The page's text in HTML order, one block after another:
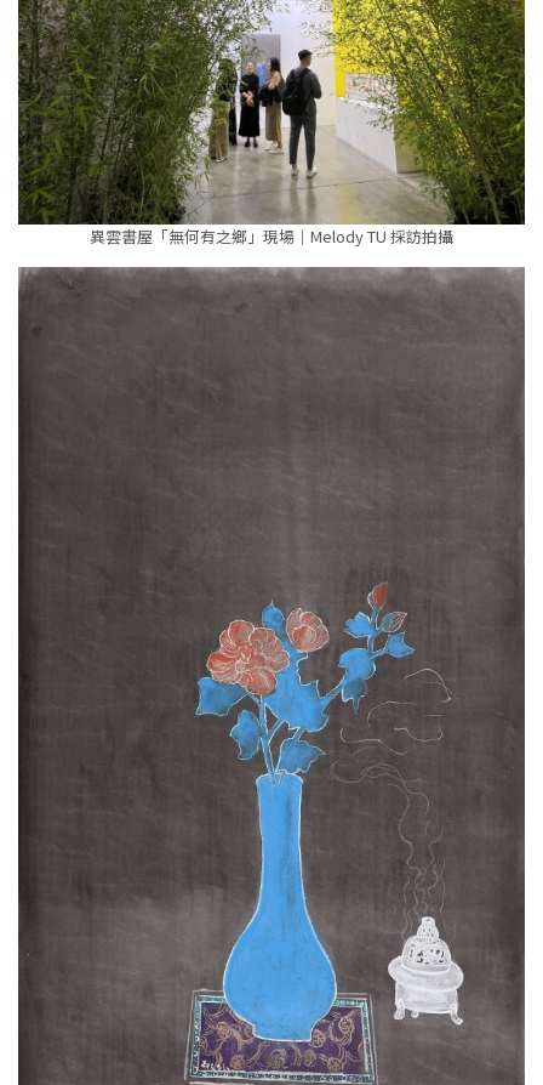
異雲書屋「無何有之鄉」現場｜Melody TU 採訪拍攝